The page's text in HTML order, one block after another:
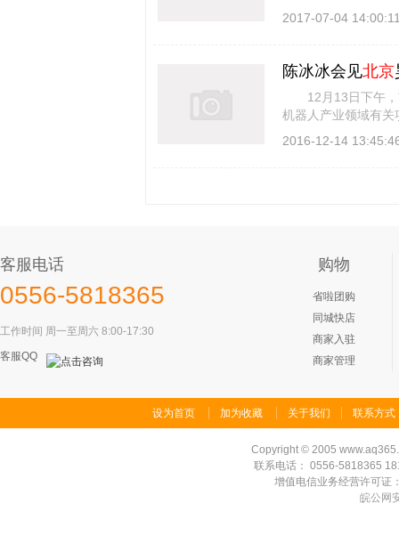
2017-07-04
陈冰冰会见北京
12月13日下午，
机器人产业领域有
2016-12-14
客服电话
0556-5818365
工作时间 周一至周六 8:00-17:30
客服QQ
购物
省啦团购
同城快店
商家入驻
商家管理
设为首页 加为收藏 关于我们 联系方式
Copyright © 2005
联系电话： 0556-5818365
增值电信业务经营许可证
皖公网